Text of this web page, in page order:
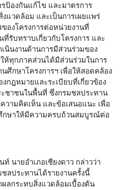
ป้องกันแก้ไข และมาตรการ
แวดล้อม และเป็นการเผยแพร่
องโครงการต่อหน่วยงานที่
รับทราบเกี่ยวกับโครงการ และ
นินงานด้านการมีส่วนร่วมของ
ห้ทุกภาคส่วนได้มีส่วนร่วมในการ
ศึกษาโครงการฯ เพื่อให้สอดคล้อง
กฎหมายและระเบียบที่เกี่ยวข้อง
ชาชนในพื้นที่ ซึ่งกรมชลประทาน
ามคิดเห็น และข้อเสนอแนะ เพื่อ
กษาให้มีความครบถ้วนสมบูรณ์ต่อ
นายอำเภอเชียงดาว กล่าวว่า
ลประทานได้รายงานครั้งนี้
ลกระทบสิ่งแวดล้อมเบื้องต้น